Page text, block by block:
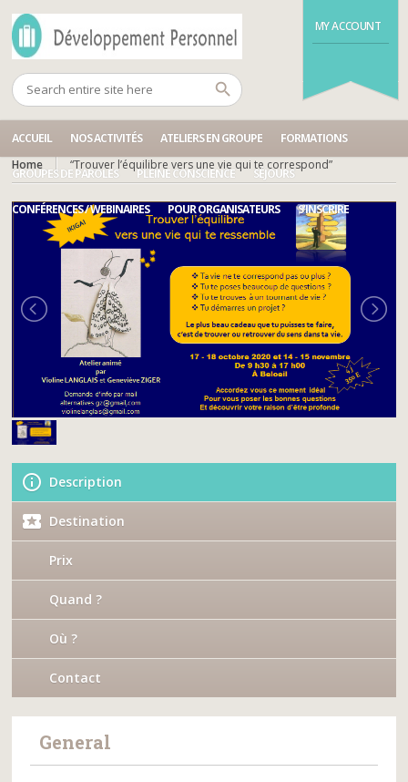
MY ACCOUNT
ACCUEIL NOS ACTIVITÉS ATELIERS EN GROUPE FORMATIONS
GROUPES DE PAROLES PLEINE CONSCIENCE SÉJOURS
CONFÉRENCES / WEBINAIRES POUR ORGANISATEURS S’INSCRIRE
Home “Trouver l’équilibre vers une vie qui te correspond”
Description
Destination
Prix
Quand ?
Où ?
Contact
General